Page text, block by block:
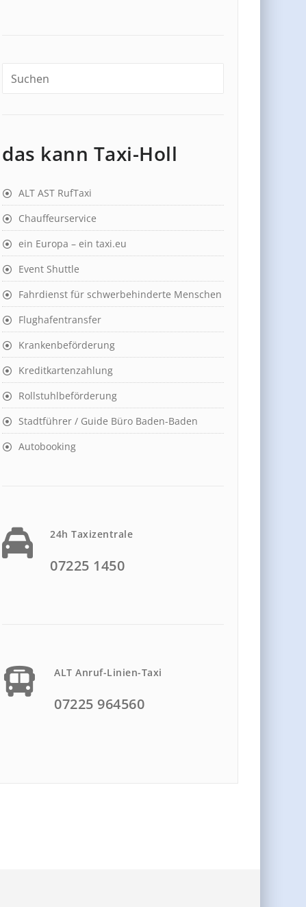
das kann Taxi-Holl
ALT AST RufTaxi
Chauffeurservice
ein Europa – ein taxi.eu
Event Shuttle
Fahrdienst für schwerbehinderte Menschen
Flughafentransfer
Krankenbeförderung
Kreditkartenzahlung
Rollstuhlbeförderung
Stadtführer / Guide Büro Baden-Baden
Autobooking
24h Taxizentrale
07225 1450
ALT Anruf-Linien-Taxi
07225 964560